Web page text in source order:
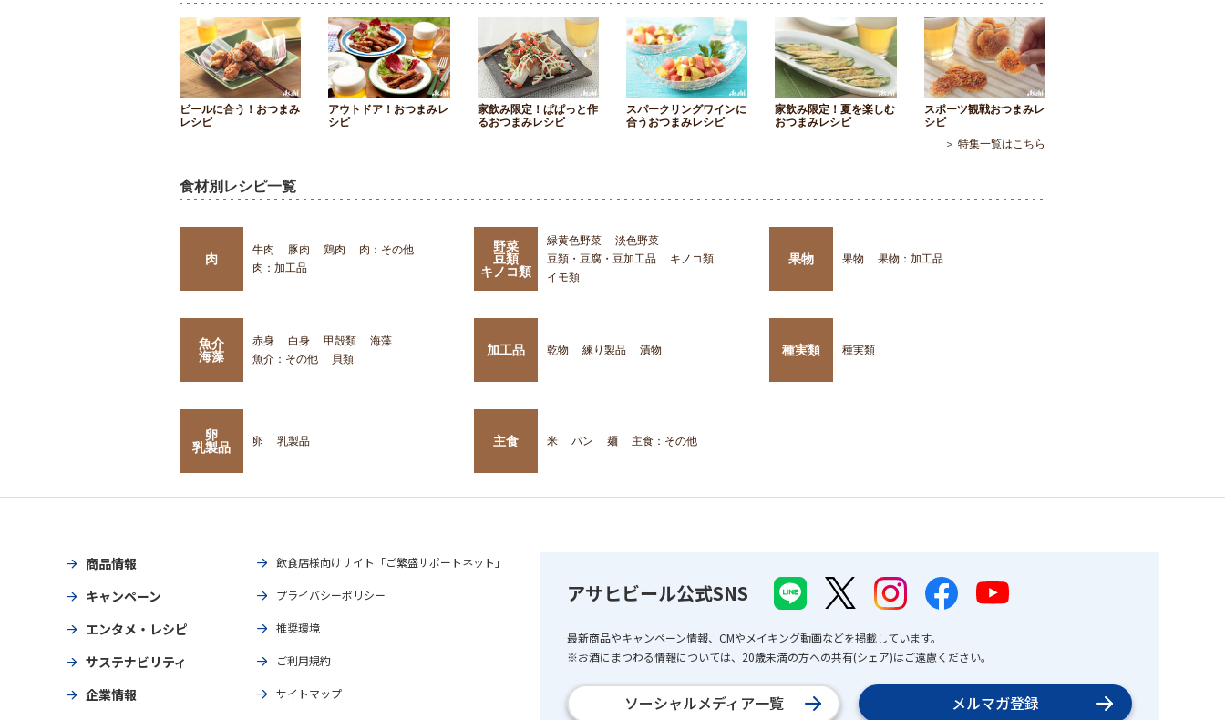
ビールに合う！おつまみ
レシピ
アウトドア！おつまみレ
シピ
家飲み限定！ぱぱっと作
るおつまみレシピ
スパークリングワインに
合うおつまみレシピ
家飲み限定！夏を楽しむ
おつまみレシピ
スポーツ観戦おつまみレ
シピ
＞ 特集一覧はこちら
食材別レシピ一覧
肉
牛肉 豚肉 鶏肉
肉：その他
肉：加工品
野菜
豆類
キノコ類
緑黄色野菜
淡色野菜
豆類・豆腐・豆加工品
キノコ類
イモ類
果物 果物 果物：加工品
魚介
海藻
赤身 白身 甲殻類
海藻
魚介：その他
貝類
加工品 乾物 練り製品 漬物 種実類 種実類
卵
乳製品
卵 乳製品 主食 米 パン 麺 主食：その他
商品情報
キャンペーン
エンタメ・レシピ
サステナビリティ
企業情報
飲食店様向けサイト「ご繁盛サポートネット」
プライバシーポリシー
推奨環境
ご利用規約
サイトマップ
アサヒビール公式SNS
最新商品やキャンペーン情報、CMやメイキング動画などを掲載しています。
※お酒にまつわる情報については、20歳未満の方への共有(シェア)はご遠慮ください。
ソーシャルメディア一覧 メルマガ登録